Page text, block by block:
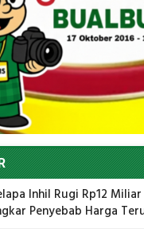
Inhil Rugi Rp12
Penyebab Harga